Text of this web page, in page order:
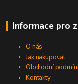
Informace pro
O nás
Jak nakupovat
Obchodní
Kontakty